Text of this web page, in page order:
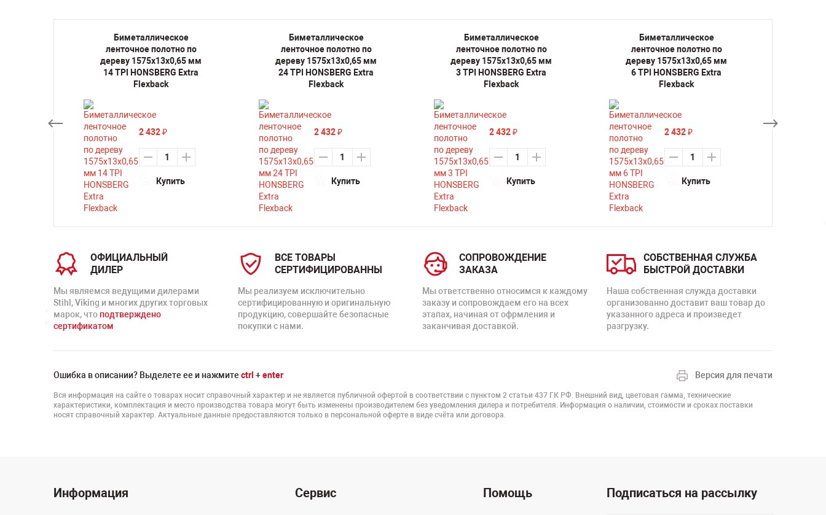
Биметаллическое
ленточное полотно по
дереву 1575х13х0,65 мм
14 TPI HONSBERG Extra
Flexback
2 432 ₽
Купить
Биметаллическое
ленточное полотно по
дереву 1575х13х0,65 мм
24 TPI HONSBERG Extra
Flexback
2 432 ₽
Купить
Биметаллическое
ленточное полотно по
дереву 1575х13х0,65 мм
3 TPI HONSBERG Extra
Flexback
2 432 ₽
Купить
Биметаллическое
ленточное полотно по
дереву 1575х13х0,65 мм
6 TPI HONSBERG Extra
Flexback
2 432 ₽
Купить
ОФИЦИАЛЬНЫЙ
ДИЛЕР
Мы являемся ведущими дилерами
Stihl, Viking и многих других торговых
марок, что подтверждено
сертификатом
ВСЕ ТОВАРЫ
СЕРТИФИЦИРОВАННЫ
Мы реализуем исключительно
сертифицированную и оригинальную
продукцию, совершайте безопасные
покупки с нами.
СОПРОВОЖДЕНИЕ
ЗАКАЗА
Мы ответственно относимся к каждому
заказу и сопровождаем его на всех
этапах, начиная от офрмления и
заканчивая доставкой.
СОБСТВЕННАЯ СЛУЖБА
БЫСТРОЙ ДОСТАВКИ
Наша собственная служда доставки
организованно доставит ваш товар до
указанного адреса и произведет
разгрузку.
Ошибка в описании? Выделете ее и нажмите ctrl +enter Версия для печати
Вся информация на сайте о товарах носит справочный характер и не является публичной офертой в соответствии с пунктом 2 статьи 437 ГК РФ. Внешний вид, цветовая гамма, технические
характеристики, комплектация и место производства товара могут быть изменены производителем без уведомления дилера и потребителя. Информация о наличии, стоимости и сроках поставки
носят справочный характер. Актуальные данные предоставляются только в персональной оферте в виде счёта или договора.
Информация Сервис Помощь Подписаться на рассылку